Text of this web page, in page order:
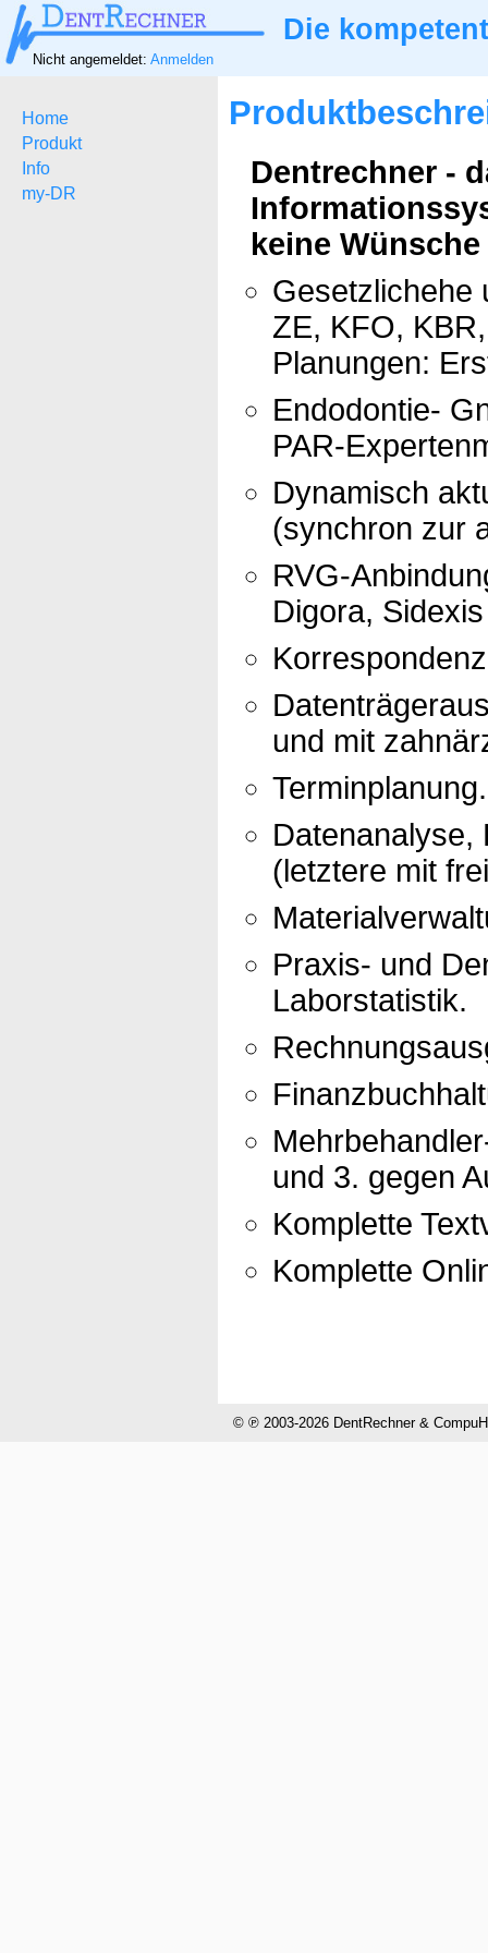
Die
Nicht angemeldet: Anmelden
Home
Produkt
Info
my-DR
Dentrechner -
keine
Gesetzlichehe
ZE, KFO,
Planungen:
Endodontie-
PAR-
Dynamisch
(synchron zur
RVG-
Digora,
und mit
Terminplanung.
Datenanalyse,
(letztere mit
Praxis- und
Laborstatistik.
und 3. gegen
Komplette
Komplette
© ℗ 2003-2026 DentRechner &